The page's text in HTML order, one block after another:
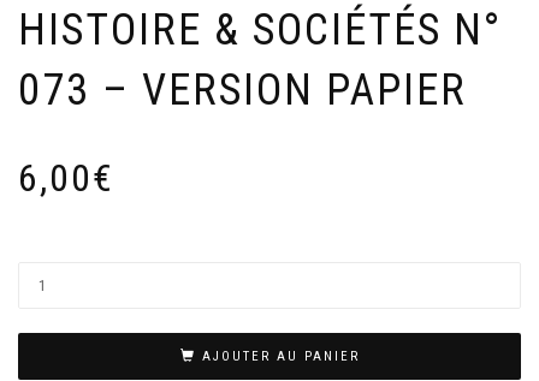
HISTOIRE & SOCIÉTÉS N°
073 – VERSION PAPIER
6,00€
AJOUTER AU PANIER